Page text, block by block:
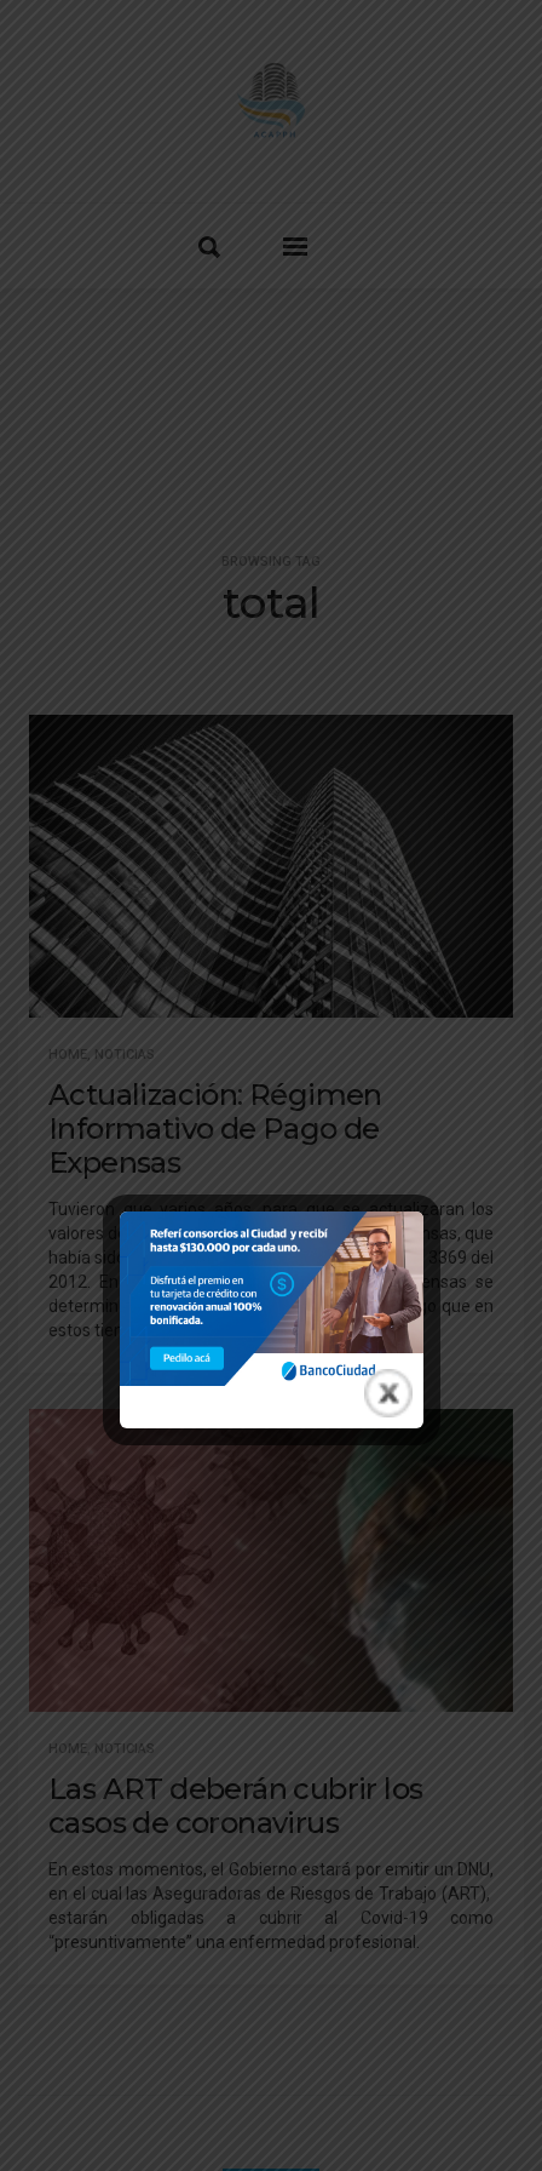
BROWSING TAG
total
HOME, NOTICIAS
Actualización: Régimen
Informativo de Pago de
Expensas
Tuvieron que varios años, para que se actualizaran los
valores del régimen informativo de pago de expensas, que
había sido establecida bajo la Resolución General 3369 del
2012. En dicha Resolución, el valor de las expensas se
determinaban en suma mensuales de $8.000, algo que en
estos tiempos, se alcanzaba normalmente.
HOME NOTICIAS
Las ART deberán cubrir los
casos de coronavirus
En estos momentos, el Gobierno estará por emitir un DNU,
en el cual las Aseguradoras de Riesgos de Trabajo (ART),
estarán obligadas a cubrir al Covid-19 como
“presuntivamente” una enfermedad profesional.